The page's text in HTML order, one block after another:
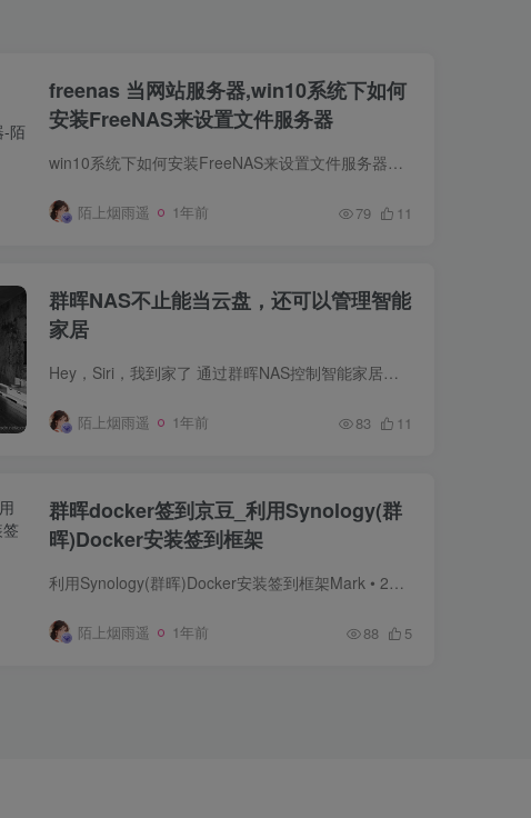
freenas 当网站服务器,win10系统下如何
安装FreeNAS来设置文件服务器
win10系统下如何安装FreeNAS来设置文件服务器您是否正在构建文件服务器?FreeNAS可能是您的最佳选择，因为它的功能和价格(免费)。以下是安装操作系统的方法。FreeNAS是一个免费提供的开源强大的...
陌上烟雨遥 1年前 79 11
群晖NAS不止能当云盘，还可以管理智能
家居
Hey，Siri，我到家了 通过群晖NAS控制智能家居，瞬间就拥有钢铁侠的贾维斯或是星期五。 不少小伙伴都有购置一些智能化产品，为家里搭建一个智能家居环境，只要通...
陌上烟雨遥 1年前 83 11
群晖docker签到京豆_利用Synology(群
晖)Docker安装签到框架
利用Synology(群晖)Docker安装签到框架Mark • 2018 年 05 月 15 日1、前言之前一直想自己开一套WEB签到工具用，一方面是精力有限(老了)，另一方面技术能力欠佳一直没有搞。去年时候...
陌上烟雨遥 1年前 88 5